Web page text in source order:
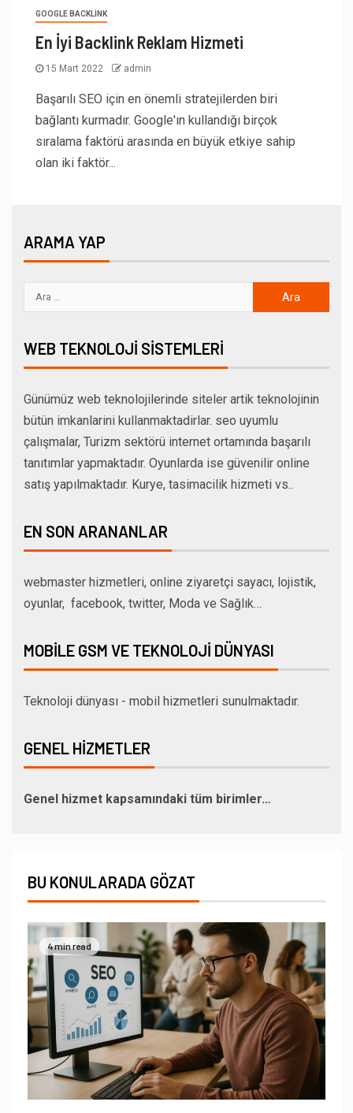
GOOGLE BACKLINK
En İyi Backlink Reklam Hizmeti
15 Mart 2022 admin
Başarılı SEO için en önemli stratejilerden biri
bağlantı kurmadır. Google'ın kullandığı birçok
sıralama faktörü arasında en büyük etkiye sahip
olan iki faktör...
ARAMA YAP
WEB TEKNOLOJI SISTEMLERI
Günümüz web teknolojilerinde siteler artik teknolojinin
bütün imkanlarini kullanmaktadirlar. seo uyumlu
çalışmalar, Turizm sektörü internet ortamında başarılı
tanıtımlar yapmaktadır. Oyunlarda ise güvenilir online
satış yapılmaktadır. Kurye, tasimacilik hizmeti vs..
EN SON ARANANLAR
webmaster hizmetleri, online ziyaretçi sayacı, lojistik,
oyunlar, facebook, twitter, Moda ve Sağlık…
MOBILE GSM VE TEKNOLOJI DÜNYASI
Teknoloji dünyası - mobil hizmetleri sunulmaktadır.
GENEL HIZMETLER
Genel hizmet kapsamındaki tüm birimler…
BU KONULARADA GÖZAT
4 min read